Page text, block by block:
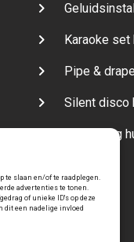
te slaan en/of te raadplegen.
advertenties te tonen.
of unieke ID's op deze
dit een nadelige invloed
Karaoke set
Pipe &
Silent disco
Verlichting